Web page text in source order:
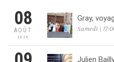
08
AOÛT
2026
Gray,
Samedi |
Julien